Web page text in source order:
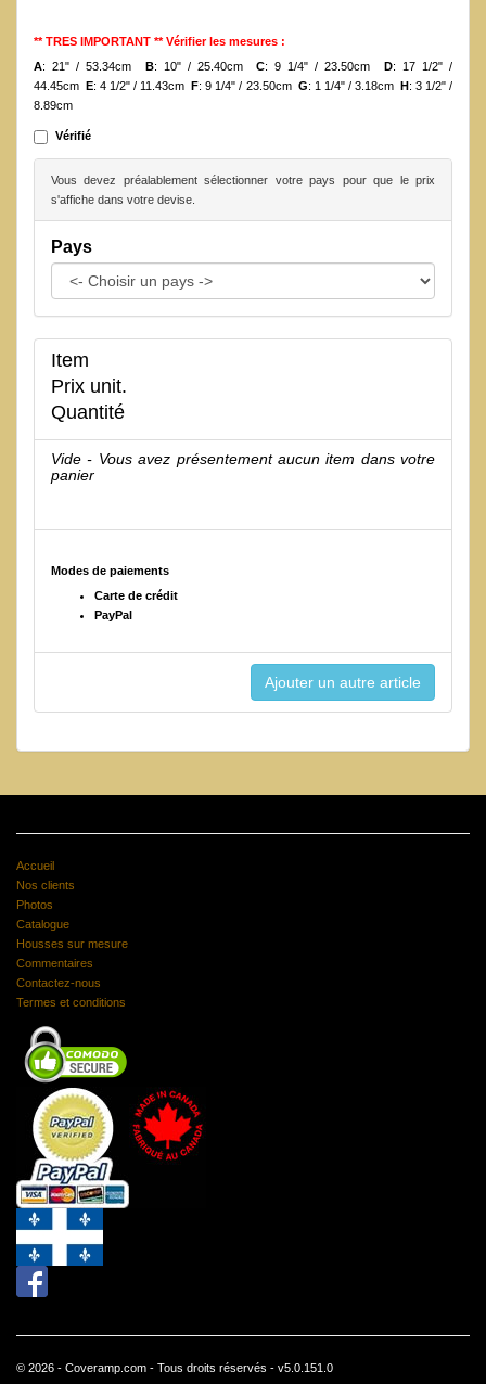
** TRES IMPORTANT ** Vérifier les mesures :
A: 21" / 53.34cm B: 10" / 25.40cmC: 9 1/4" / 23.50cm D: 17 1/2" /
44.45cmE: 4 1/2" / 11.43cmF: 9 1/4" / 23.50cm G: 1 1/4" / 3.18cm H: 3 1/2" /
8.89cm
Vérifié
Vous devez préalablement sélectionner votre pays pour que le prix
s'affiche dans votre devise.
Pays
Item
Prix unit.
Quantité
Vide - Vous avez présentement aucun item dans votre
panier
Modes de paiements
Carte de crédit
PayPal
Accueil
Nos clients
Photos
Catalogue
Housses sur mesure
Commentaires
Contactez-nous
Termes et conditions
© 2026 - Coveramp.com - Tous droits réservés - v5.0.151.0